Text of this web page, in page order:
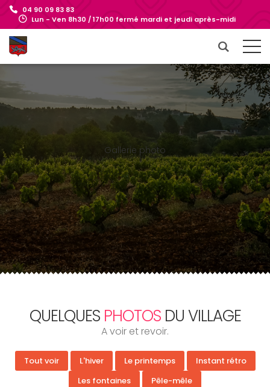
04 90 09 83 83
Lun - Ven 8h30 / 17h00 fermé mardi et jeudi après-midi
Gallerie photo
QUELQUES PHOTOSDU VILLAGE
A voir et revoir.
Tout voir L'hiver Le printemps
Instant rétro
Les fontaines
Pêle-mêle